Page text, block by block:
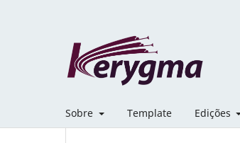
Sobre Template Edições